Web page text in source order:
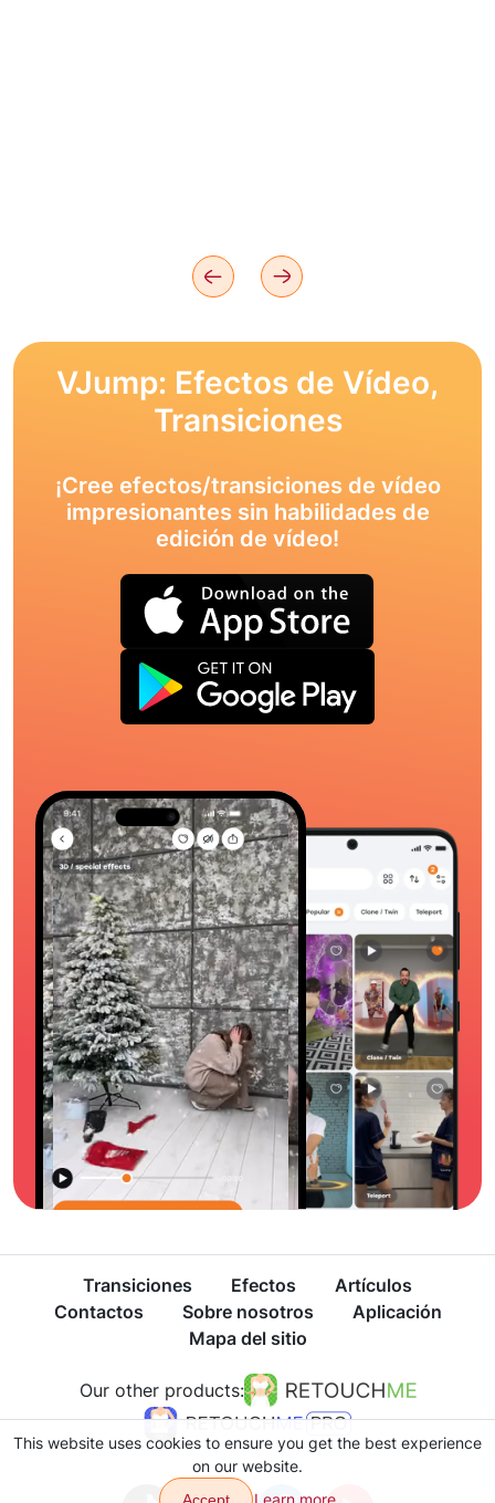
VJump: Efectos de Vídeo,
Transiciones
¡Cree efectos/transiciones de vídeo
impresionantes sin habilidades de
edición de vídeo!
Transiciones Efectos
Artículos
Contactos
Sobre nosotros
Aplicación
Mapa del sitio
Our other products:
This website uses cookies to ensure you get the best experience
on our website.
Learn more